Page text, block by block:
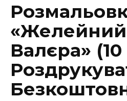
«Желейний
Валєра»